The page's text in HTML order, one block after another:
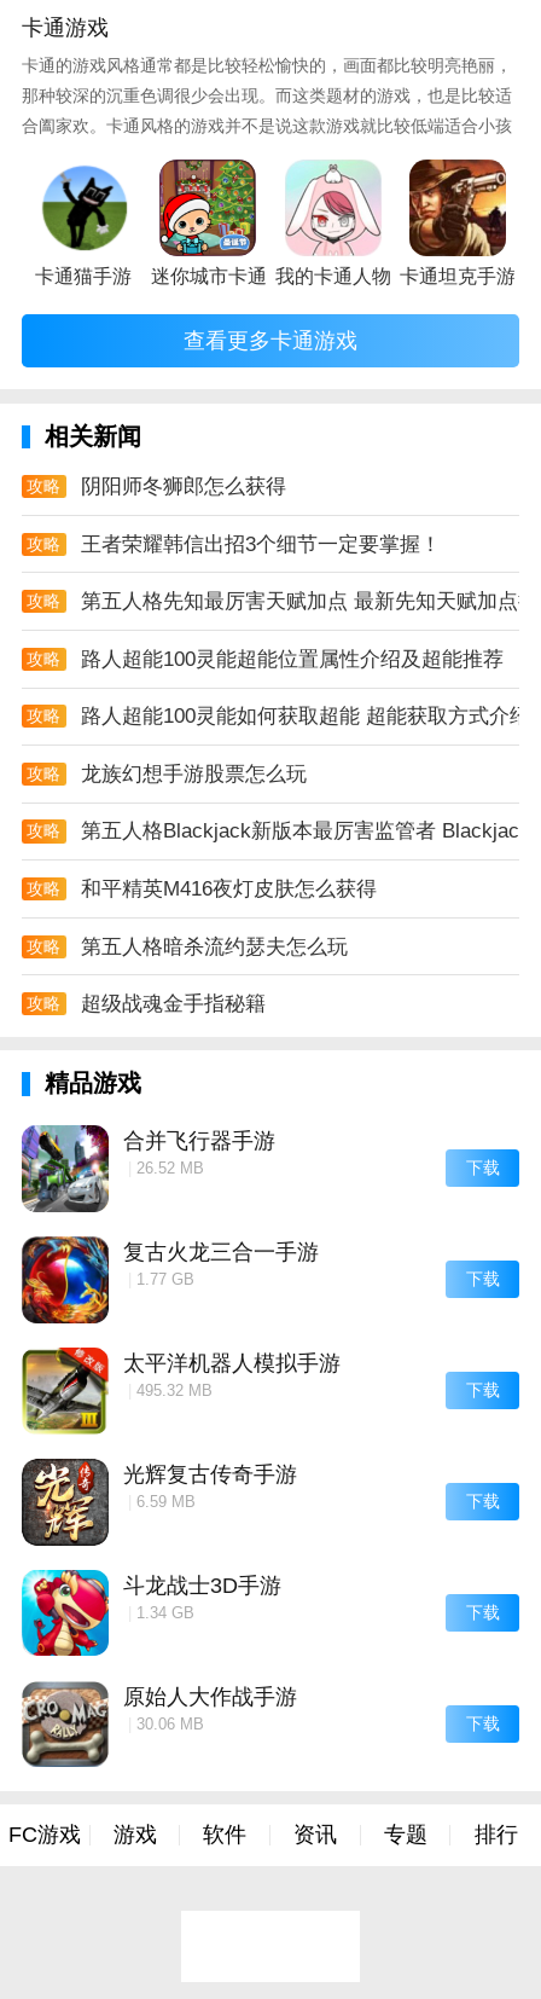
简洁的游戏画面和丰富的色彩组成各种不同的单词感受
刺激的视角体验。
游戏的画面设置的非常有趣味全新的一笔画游戏给玩家
不一样的游戏乐趣
发挥自己的想象力完成各种高难度的闯关任务游戏里面
有许多的障碍物出现
这里有非常多的星星每个星星的方向你都可以点击屏幕
提供的场景也非常丰富有趣每个场景都可以在上面自由
全民连连消点评
1、不用网络连接不耗流量照样玩轻松快乐摸鱼一级
2、整个游戏玩法非常新颖有各种不同的关卡等着你去
体验
3、超多关卡带你来玩游戏难度不断的提升中非常考验
玩家实力
4、多样游戏关卡难度全息升级众多困难关卡等待玩家
5、将所有获得来的星星进行设置这样可以更好的进行
各种挑战
6、加入特色个人空间玩游戏获得的成就奖励和头衔在
空间中都会进行展示。
卡通游戏
卡通的游戏风格通常都是比较轻松愉快的，画面都比较明亮艳丽，
那种较深的沉重色调很少会出现。而这类题材的游戏，也是比较适
合阖家欢。卡通风格的游戏并不是说这款游戏就比较低端适合小孩
子玩，因为很多游戏厂商会故意把游戏中添加进入卡通元素，这也
可以说是一种勾起大家兴趣的手段！身边有好友能够在一起游戏的
小伙伴，不妨来这里挑选一两款适合的游戏与好友分享这份快乐。
卡通猫手游 迷你城市卡通医院手游我的卡通人物手游卡通坦克手游
查看更多卡通游戏
相关新闻
攻略 阴阳师冬狮郎怎么获得
攻略 王者荣耀韩信出招3个细节一定要掌握！
攻略 第五人格先知最厉害天赋加点 最新先知天赋加点
攻略 路人超能100灵能超能位置属性介绍及超能推荐
攻略 路人超能100灵能如何获取超能 超能获取方式介绍
攻略 龙族幻想手游股票怎么玩
攻略 第五人格Blackjack新版本最厉害监管者 Blackjack
攻略 和平精英M416夜灯皮肤怎么获得
攻略 第五人格暗杀流约瑟夫怎么玩
攻略 超级战魂金手指秘籍
精品游戏
合并飞行器手游
26.52 MB 下载
复古火龙三合一手游
1.77 GB 下载
太平洋机器人模拟手游
495.32 MB 下载
光辉复古传奇手游
6.59 MB 下载
斗龙战士3D手游
1.34 GB 下载
原始人大作战手游
30.06 MB 下载
FC游戏 游戏 软件 资讯 专题 排行